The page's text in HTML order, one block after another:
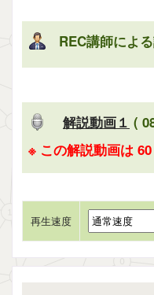
REC講師によ
解説動画１ (
※ この解説動画は
再生速度